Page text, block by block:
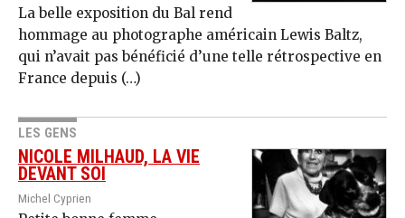
La belle exposition du Bal rend
hommage au photographe américain Lewis Baltz,
qui n’avait pas bénéficié d’une telle rétrospective en
France depuis (…)
LES GENS
NICOLE MILHAUD, LA VIE
DEVANT SOI
Michel Cyprien